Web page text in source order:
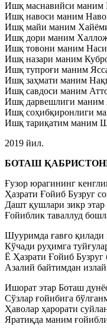
Ишқ маснавийси маним
Ишқ навоси маним
Ишқ майи маним
Ишқ дори маним
Ишқ товони маним
Ишқ назари маним
Ишқ тупроғи маним
Ишқ заҳмати маним
Ишқ савдоси маним
Ишқ дарвешлиги маним
Ишқ соҳибқиронлиги
Ишқ тариқатим маним
2019 йил.
БОТАШ
Ғузор юрагининг
Ҳазрати Ғойиб Бузруг
Дашт қушлари зикр
Ғойиблик таваллуд
Шууримда ғавғо қилади
Кўчади руҳимга
Ё Ҳазрати Ғойиб Бузруг
Азалий байтимдан
Ишорат этар Боташ
Сўзлар ғойибига
Ҳаволар ҳарорати
Яратиқда маним